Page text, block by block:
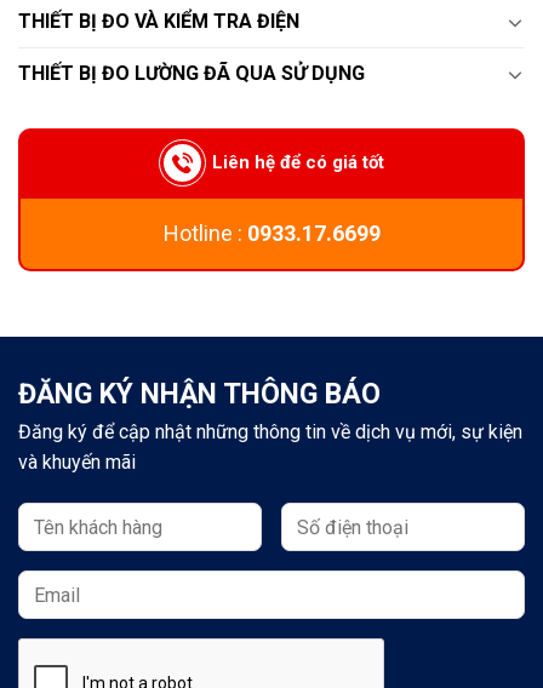
THIẾT BỊ ĐO VÀ KIỂM TRA ĐIỆN
THIẾT BỊ ĐO LƯỜNG ĐÃ QUA SỬ DỤNG
Liên hệ để có giá tốt
Hotline : 0933.17.6699
ĐĂNG KÝ NHẬN THÔNG BÁO
Đăng ký để cập nhật những thông tin về dịch vụ mới, sự kiện
và khuyến mãi